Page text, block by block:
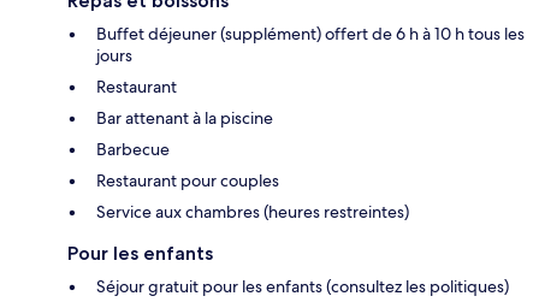
Buffet déjeuner (supplément) offert de 6 h à 10 h tous les
jours
Restaurant
Bar attenant à la piscine
Barbecue
Restaurant pour couples
Service aux chambres (heures restreintes)
Pour les enfants
Séjour gratuit pour les enfants (consultez les politiques)